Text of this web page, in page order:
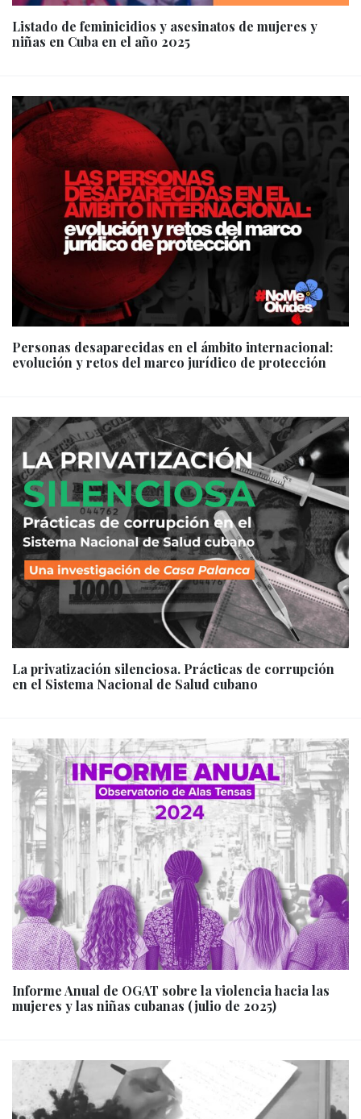
Listado de feminicidios y asesinatos de mujeres y
niñas en Cuba en el año 2025
Personas desaparecidas en el ámbito internacional:
evolución y retos del marco jurídico de protección
La privatización silenciosa. Prácticas de corrupción
en el Sistema Nacional de Salud cubano
Informe Anual de OGAT sobre la violencia hacia las
mujeres y las niñas cubanas (julio de 2025)